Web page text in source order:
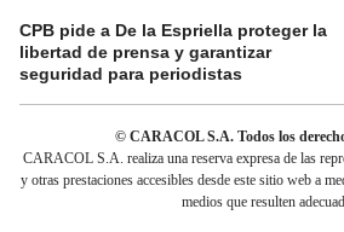
CPB pide a De la Espriella proteger la
libertad de prensa y garantizar
seguridad para periodistas
© CARACOL S.A. Todos los
CARACOL S.A. realiza una reserva expresa de las
y otras prestaciones accesibles desde este sitio web a
medios que resulten